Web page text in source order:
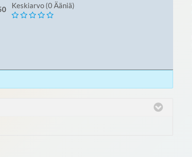
Keskiarvo (0 Ääniä)